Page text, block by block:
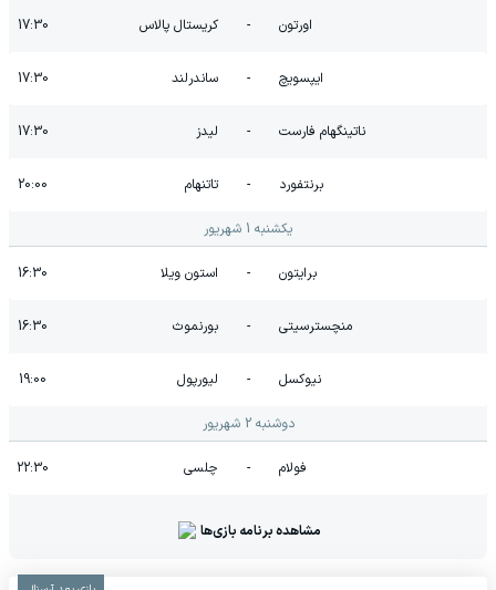
اورتون - کریستال پالاس 17:30
ایپسویچ - ساندرلند 17:30
ناتینگهام فارست - لیدز 17:30
برنتفورد - تاتنهام 20:00
یکشنبه 1 شهریور
برایتون - استون ویلا 16:30
منچسترسیتی - بورنموث 16:30
نیوکسل - لیورپول 19:00
دوشنبه 2 شهریور
فولام - چلسی 22:30
مشاهده برنامه بازی‌ها